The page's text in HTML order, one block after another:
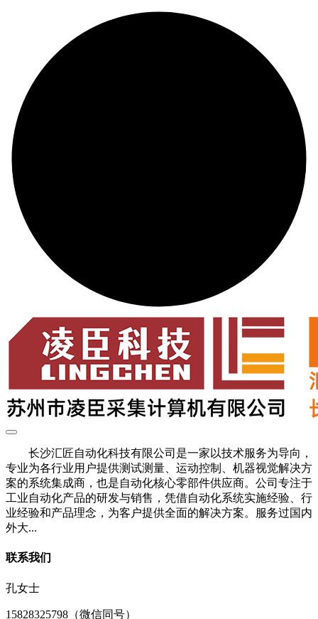
长沙汇匠自动化科技有限公司是一家以技术服务为导向，
专业为各行业用户提供测试测量、运动控制、机器视觉解决方
案的系统集成商，也是自动化核心零部件供应商。公司专注于
工业自动化产品的研发与销售，凭借自动化系统实施经验、行
业经验和产品理念，为客户提供全面的解决方案。服务过国内
外大...
联系我们
孔女士
15828325798（微信同号）